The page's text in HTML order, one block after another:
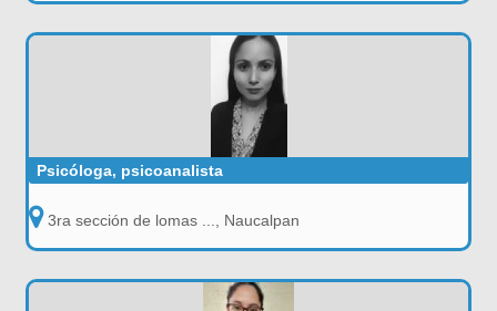
Psicóloga, psicoanalista
3ra sección de lomas ..., Naucalpan